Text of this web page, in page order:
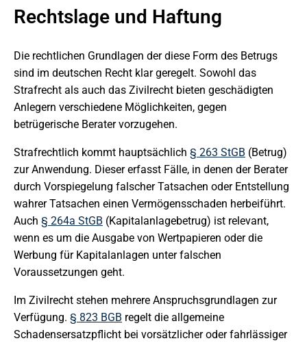
Rechtslage und Haftung
Die rechtlichen Grundlagen der diese Form des Betrugs
sind im deutschen Recht klar geregelt. Sowohl das
Strafrecht als auch das Zivilrecht bieten geschädigten
Anlegern verschiedene Möglichkeiten, gegen
betrügerische Berater vorzugehen.
Strafrechtlich kommt hauptsächlich § 263 StGB (Betrug)
zur Anwendung. Dieser erfasst Fälle, in denen der Berater
durch Vorspiegelung falscher Tatsachen oder Entstellung
wahrer Tatsachen einen Vermögensschaden herbeiführt.
Auch § 264a StGB (Kapitalanlagebetrug) ist relevant,
wenn es um die Ausgabe von Wertpapieren oder die
Werbung für Kapitalanlagen unter falschen
Voraussetzungen geht.
Im Zivilrecht stehen mehrere Anspruchsgrundlagen zur
Verfügung. § 823 BGB regelt die allgemeine
Schadensersatzpflicht bei vorsätzlicher oder fahrlässiger